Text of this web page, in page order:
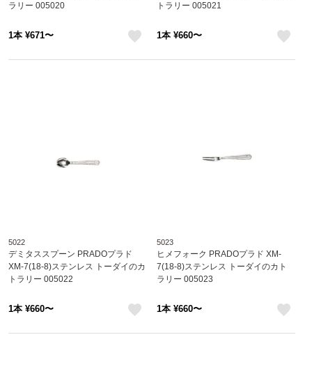
ラリー 005020
1本 ¥671〜
トラリー 005021
1本 ¥660〜
5022
デミタススプーン PRADOプラド
XM-7(18-8)ステンレス トーダイのカ
トラリー 005022
1本 ¥660〜
5023
ヒメフォーク PRADOプラド XM-
7(18-8)ステンレス トーダイのカト
ラリー 005023
1本 ¥660〜